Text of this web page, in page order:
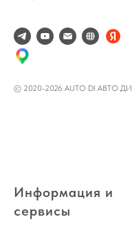
© 2020-2026 AUTO DI АВТО ДИ
Информация и
сервисы